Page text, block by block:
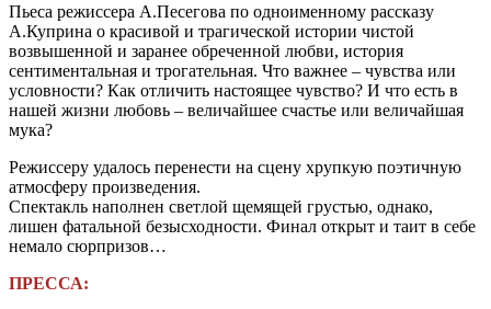
Пьеса режиссера А.Песегова по одноименному рассказу
А.Куприна о красивой и трагической истории чистой
возвышенной и заранее обреченной любви, история
сентиментальная и трогательная. Что важнее – чувства или
условности? Как отличить настоящее чувство? И что есть в
нашей жизни любовь – величайшее счастье или величайшая
мука?
Режиссеру удалось перенести на сцену хрупкую поэтичную
атмосферу произведения.
Спектакль наполнен светлой щемящей грустью, однако,
лишен фатальной безысходности. Финал открыт и таит в себе
немало сюрпризов…
ПРЕССА: